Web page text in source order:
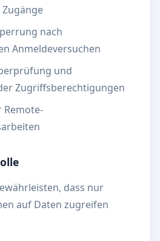
nach
Anmeldeversuchen
und
Zugriffsberechtigungen
Remote-
dass nur
auf Daten zugreifen